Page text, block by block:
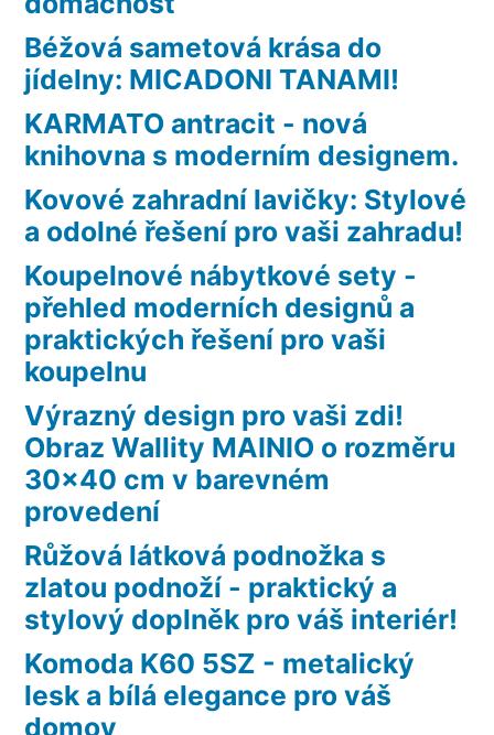
Béžová sametová krása do
jídelny: MICADONI TANAMI!
KARMATO antracit - nová
knihovna s moderním designem.
Kovové zahradní lavičky: Stylové
a odolné řešení pro vaši zahradu!
Koupelnové nábytkové sety -
přehled moderních designů a
praktických řešení pro vaši
koupelnu
Výrazný design pro vaši zdi!
Obraz Wallity MAINIO o rozměru
30×40 cm v barevném
provedení
Růžová látková podnožka s
zlatou podnoží - praktický a
stylový doplněk pro váš interiér!
Komoda K60 5SZ - metalický
lesk a bílá elegance pro váš
domov